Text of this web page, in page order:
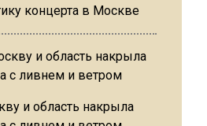
концерта в Москве
и область накрыла